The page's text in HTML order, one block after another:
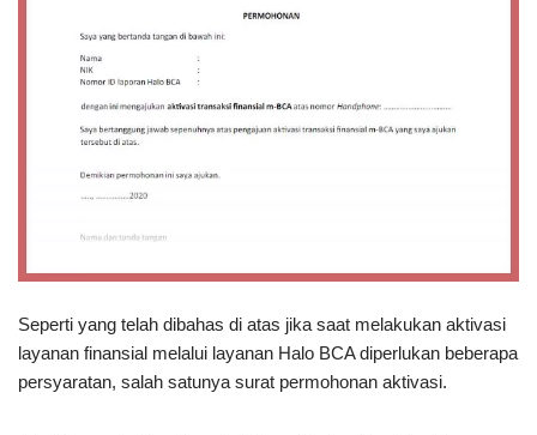
Seperti yang telah dibahas di atas jika saat melakukan aktivasi
layanan finansial melalui layanan Halo BCA diperlukan beberapa
persyaratan, salah satunya surat permohonan aktivasi.